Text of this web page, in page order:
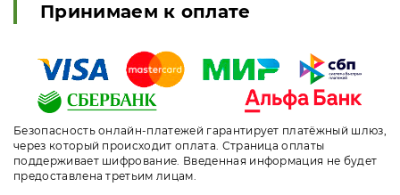
Принимаем к оплате
Безопасность онлайн-платежей гарантирует платёжный шлюз,
через который происходит оплата. Страница оплаты
поддерживает шифрование. Введенная информация не будет
предоставлена третьим лицам.